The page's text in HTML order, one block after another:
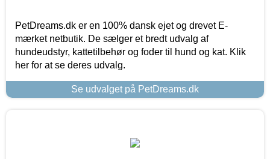
PetDreams.dk er en 100% dansk ejet og drevet E-
mærket netbutik. De sælger et bredt udvalg af
hundeudstyr, kattetilbehør og foder til hund og kat. Klik
her for at se deres udvalg.
Se udvalget på PetDreams.dk